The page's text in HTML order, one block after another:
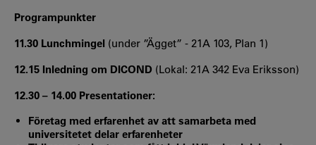
Programpunkter
11.30 Lunchmingel (under ”Ägget” - 21A 103, Plan 1)
12.15 Inledning om DICOND (Lokal: 21A 342 Eva Eriksson)
12.30 – 14.00 Presentationer:
Företag med erfarenhet av att samarbeta med
universitetet delar erfarenheter